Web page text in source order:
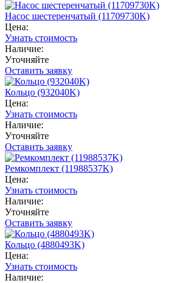
Насос шестеренчатый (11709730K)
Цена:
Узнать стоимость
Наличие:
Уточняйте
Оставить заявку
Кольцо (932040K)
Цена:
Узнать стоимость
Наличие:
Уточняйте
Оставить заявку
Ремкомплект (11988537K)
Цена:
Узнать стоимость
Наличие:
Уточняйте
Оставить заявку
Кольцо (4880493K)
Цена:
Узнать стоимость
Наличие: